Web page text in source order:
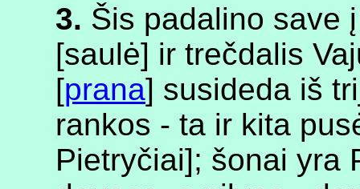
3. Šis padalino save
[saulė] ir trečdalis
[prana] susideda iš
rankos - ta ir kita
Pietryčiai]; šonai yra